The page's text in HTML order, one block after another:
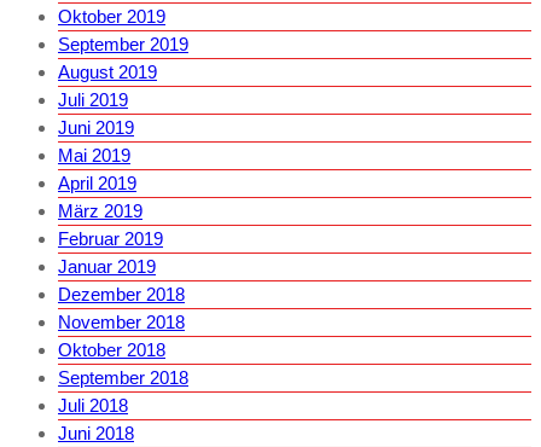
Oktober 2019
September 2019
August 2019
Juli 2019
Juni 2019
Mai 2019
April 2019
März 2019
Februar 2019
Januar 2019
Dezember 2018
November 2018
Oktober 2018
September 2018
Juli 2018
Juni 2018